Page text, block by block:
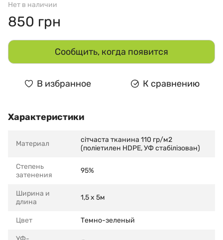
Нет в наличии
850 грн
Сообщить, когда появится
В избранное К сравнению
Характеристики
Материал
сітчаста тканина 110 гр/м2
(поліетилен HDPE, УФ стабілізован)
Степень
затенения
95%
Ширина и
длина
1,5 x 5м
Цвет Темно-зеленый